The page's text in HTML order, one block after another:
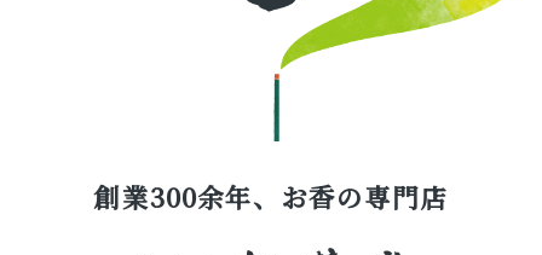
創業300余年、お香の専門店